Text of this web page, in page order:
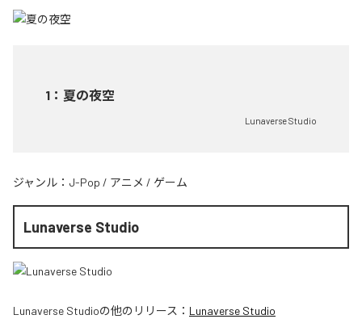
1 ： 夏の夜空
Lunaverse Studio
ジャンル： J-Pop / アニメ / ゲーム
Lunaverse Studio
Lunaverse Studioの他のリリース： Lunaverse Studio